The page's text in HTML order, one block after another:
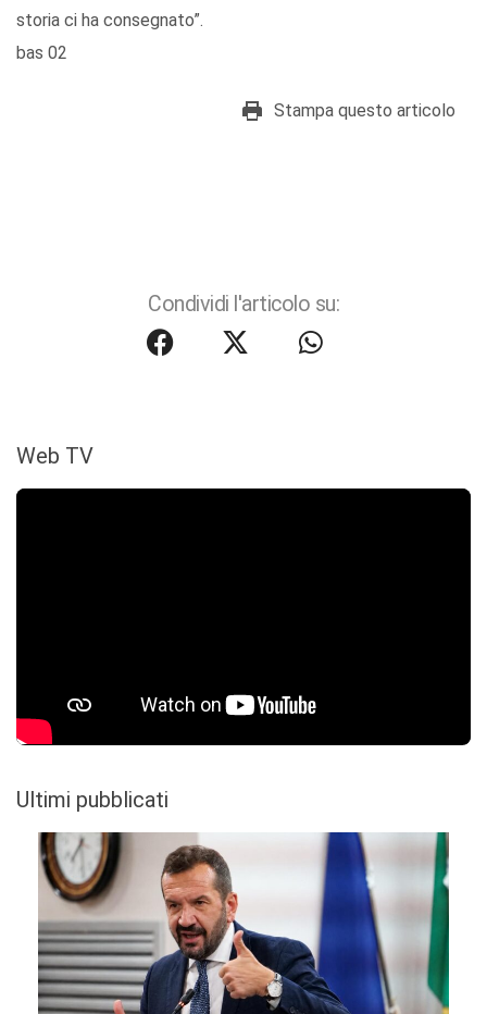
storia ci ha consegnato”.
bas 02
Stampa questo articolo
Condividi l'articolo su:
Web TV
Ultimi pubblicati